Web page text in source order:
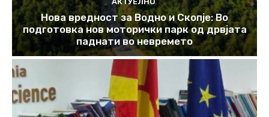
Нова вредност за Водно и Скопје: Во
подготовка нов моторички парк од дрвјата
паднати во невремето